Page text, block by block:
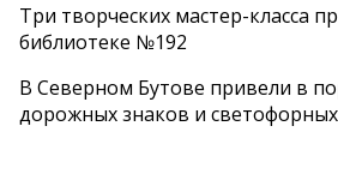
Три творческих мастер-класса
библиотеке №192
В Северном Бутове привели в
дорожных знаков и